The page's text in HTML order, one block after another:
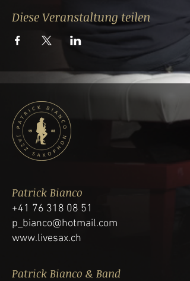
Diese Veranstaltung teilen
Patrick Bianco
+41 76 318 08 51
p_bianco@hotmail.com
www.livesax.ch
Patrick Bianco & Band